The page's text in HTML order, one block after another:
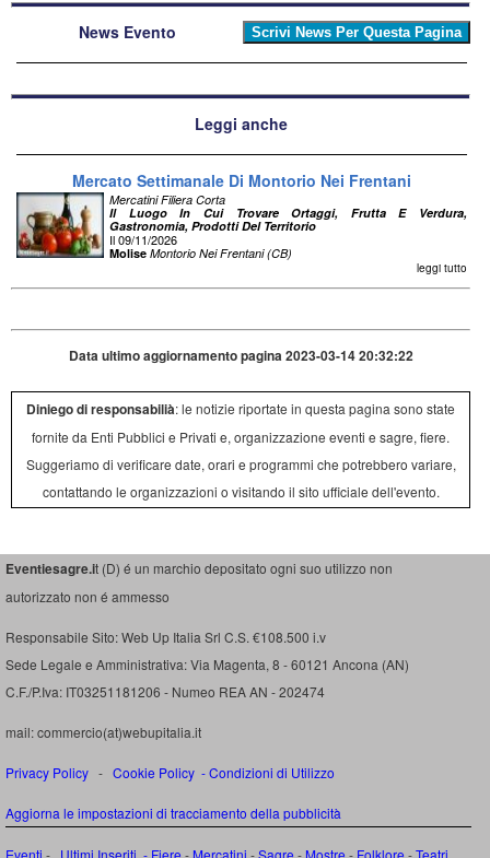
News Evento
Leggi anche
Mercato Settimanale Di Montorio Nei Frentani
Mercatini Filiera Corta
Il Luogo In Cui Trovare Ortaggi, Frutta E Verdura,
Gastronomia, Prodotti Del Territorio
Il 09/11/2026
Molise Montorio Nei Frentani (CB)
leggi tutto
Data ultimo aggiornamento pagina 2023-03-14 20:32:22
Diniego di responsabilià: le notizie riportate in questa pagina sono state
fornite da Enti Pubblici e Privati e, organizzazione eventi e sagre, fiere.
Suggeriamo di verificare date, orari e programmi che potrebbero variare,
contattando le organizzazioni o visitando il sito ufficiale dell'evento.
Eventiesagre.it (D) é un marchio depositato ogni suo utilizzo non
autorizzato non é ammesso
Responsabile Sito: Web Up Italia Srl C.S. €108.500 i.v
Sede Legale e Amministrativa: Via Magenta, 8 - 60121 Ancona (AN)
C.F./P.Iva: IT03251181206 - Numeo REA AN - 202474
mail: commercio(at)webupitalia.it
Privacy Policy - Cookie Policy -Condizioni di Utilizzo
Aggiorna le impostazioni di tracciamento della pubblicità